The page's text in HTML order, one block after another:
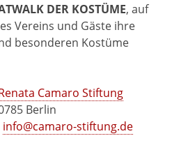
DER KOSTÜME, auf
Vereins und Gäste ihre
besonderen Kostüme
Camaro Stiftung
Berlin
info@camaro-stiftung.de